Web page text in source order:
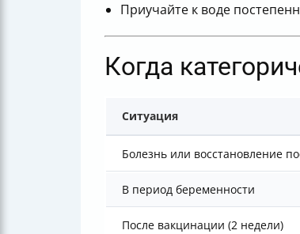
Приучайте к воде
Когда
Ситуация
Болезнь или восстановление
В период беременности
После вакцинации (2 недели)